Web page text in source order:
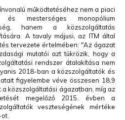
működtetéséhez nem a piaci
és mesterséges monopólium
hanem a közszolgáltatás
A tavaly májusi, az ITM által
tervezete értelmében: "Az ágazat
mutatói azt tükrözik, hogy a
rendszer átalakítása nem
2018-ban a közszolgáltatók és
figyelembe véve összesen 18,9
közszolgáltatási ágazatban, míg az
megelőző 2015. évben a
veszteségének mértéke